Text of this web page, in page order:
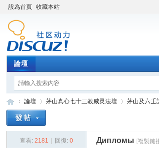
設為首頁 收藏本站
論壇
論壇
›
茅山真心七十三教威灵法壇
›
茅山及六壬
查看: 2181 回復: 0 Дипломы [複製鏈